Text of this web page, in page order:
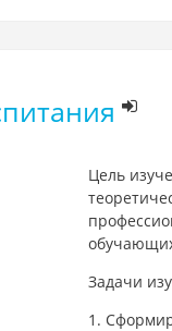
Цель
Задачи
1.